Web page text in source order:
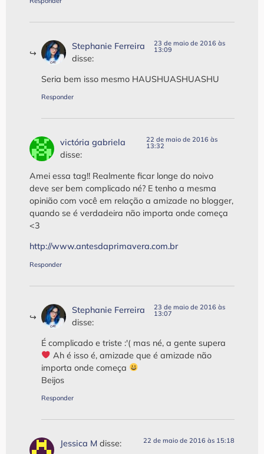
Stephanie Ferreira
disse:
23 de maio de 2016 às
13:09
Seria bem isso mesmo HAUSHUASHUASHU
Responder
victória gabriela
disse:
22 de maio de 2016 às
13:32
Amei essa tag!! Realmente ficar longe do noivo
deve ser bem complicado né? E tenho a mesma
opinião com você em relação a amizade no blogger,
quando se é verdadeira não importa onde começa
<3
http://www.antesdaprimavera.com.br
Responder
Stephanie Ferreira
disse:
23 de maio de 2016 às
13:07
É complicado e triste :'( mas né, a gente supera
‍ Ah é isso é, amizade que é amizade não
importa onde começa
Beijos
Responder
Jessica M disse: 22 de maio de 2016 às 15:18